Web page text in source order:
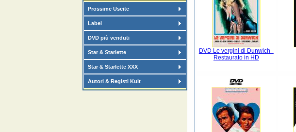
Prossime Uscite
Label
DVD più venduti
Star & Starlette
Star & Starlette XXX
Autori & Registi Kult
DVD Le vergini di Dunwich -
Restaurato in HD